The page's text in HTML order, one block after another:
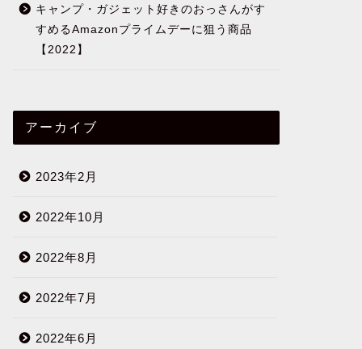
【会員登録から支払いまで】安い海
いから購入してみた
キャンプ・ガジェット好きのおっさんがす
すめるAmazonプライムデーに狙う商品
【2022】
アーカイブ
2023年2月
2022年10月
2022年8月
2022年7月
2022年6月